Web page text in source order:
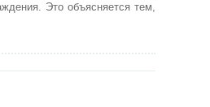
Это объясняется тем,